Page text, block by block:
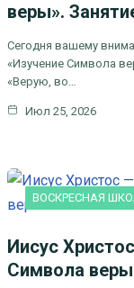
веры».
Сегодня вашему
«Изучение Символа
«Верую, во…
Июл 25, 2026
ВОСКРЕСНАЯ
Иисус
Символа